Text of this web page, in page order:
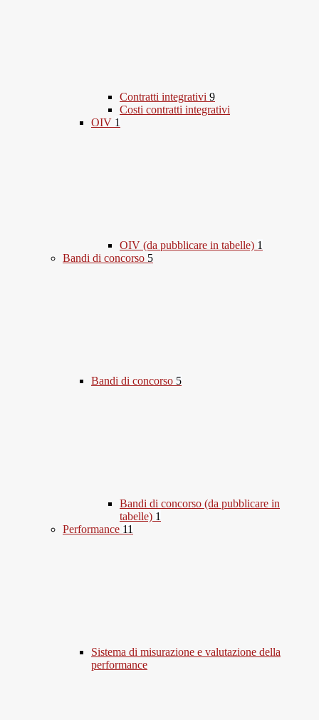
Contratti integrativi 9
Costi contratti integrativi
OIV 1
OIV (da pubblicare in tabelle) 1
Bandi di concorso 5
Bandi di concorso 5
Bandi di concorso (da pubblicare in
tabelle) 1
Performance 11
Sistema di misurazione e valutazione della
performance